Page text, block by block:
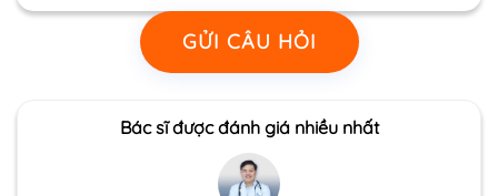
GỬI CÂU HỎI
Bác sĩ được đánh giá nhiều nhất